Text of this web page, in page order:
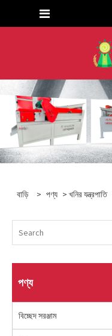
বাড়ি > পণ্য >খনির যন্ত্রপাতি
পণ্য
বিচ্ছেদ সরঞ্জাম